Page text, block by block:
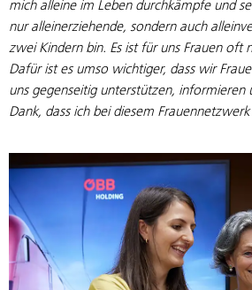
mich alleine im Leben durchkämpfe und
nur alleinerziehende, sondern auch
zwei Kindern bin. Es ist für uns Frauen oft
Dafür ist es umso wichtiger, dass wir
uns gegenseitig unterstützen, informieren
Dank, dass ich bei diesem